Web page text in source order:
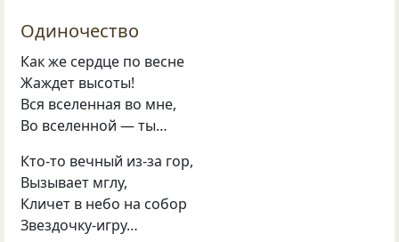
Одиночество
Как же сердце по весне
Жаждет высоты!
Вся вселенная во мне,
Во вселенной — ты…
Кто-то вечный из-за гор,
Вызывает мглу,
Кличет в небо на собор
Звездочку-игру…